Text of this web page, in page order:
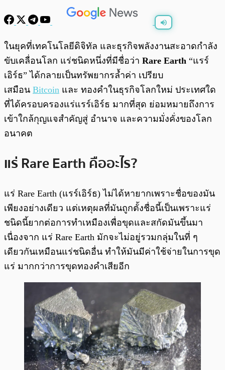
พร้อมเล่น 0:00
ในยุคที่เทคโนโลยีดิจิทัล และธุรกิจพลังงานสะอาดกำลัง
ขับเคลื่อนโลก แร่ชนิดหนึ่งที่มีชื่อว่า Rare Earth “แรร์
เอิร์ธ” ได้กลายเป็นทรัพยากรล้ำค่า เปรียบ
เสมือน Bitcoin และ ทองคำในธุรกิจโลกใหม่ ประเทศใด
ที่ได้ครอบครองแร่แรร์เอิร์ธ มากที่สุด ย่อมหมายถึงการ
เข้าใกล้กุญแจสำคัญสู่ อำนาจ และความมั่งคั่งของโลก
อนาคต
แร่ Rare Earth คืออะไร?
แร่ Rare Earth (แรร์เอิร์ธ) ไม่ได้หายากเพราะชื่อของมัน
เพียงอย่างเดียว แต่เหตุผลที่มันถูกตั้งชื่อนี้เป็นเพราะแร่
ชนิดนี้ยากต่อการทำเหมืองเพื่อขุดและสกัดมันขึ้นมา
เนื่องจาก แร่ Rare Earth มักจะไม่อยู่รวมกลุ่มในที่ ๆ
เดียวกันเหมือนแร่ชนิดอื่น ทำให้มันมีค่าใช้จ่ายในการขุด
แร่ มากกว่าการขุดทองคำเสียอีก